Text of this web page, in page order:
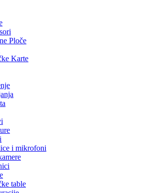
Ploče
Karte
i mikrofoni
table